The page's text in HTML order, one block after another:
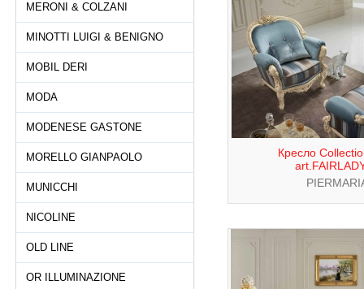
MERONI & COLZANI
MINOTTI LUIGI & BENIGNO
MOBIL DERI
MODA
MODENESE GASTONE
MORELLO GIANPAOLO
MUNICCHI
NICOLINE
OLD LINE
OR ILLUMINAZIONE
Кресло